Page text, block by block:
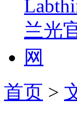
首页 >